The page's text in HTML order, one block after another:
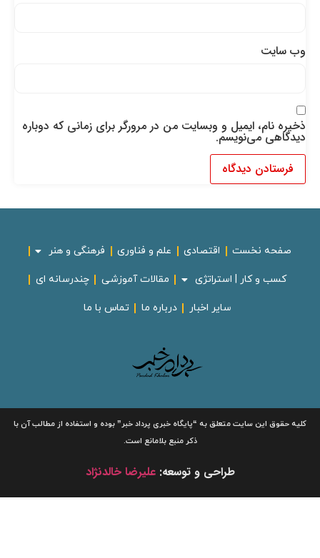
وب‌ سایت
ذخیره نام، ایمیل و وبسایت من در مرورگر برای زمانی که دوباره
دیدگاهی می‌نویسم.
صفحه نخست اقتصادی علم و فناوری فرهنگی و هنر
کسب و کار | استراتژی مقالات آموزشی چندرسانه ای
سایر اخبار درباره ما تماس با ما
کلیه حقوق این سایت متعلق به“پایگاه خبریپرداد خبر”بوده و استفاده از مطالب آن با
ذکر منبع بلامانع است.
طراحی و توسعه:علیرضا خالدنژاد